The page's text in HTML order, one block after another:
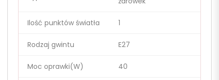
Ilość punktów światła 1
Rodzaj gwintu E27
Moc oprawki(W) 40